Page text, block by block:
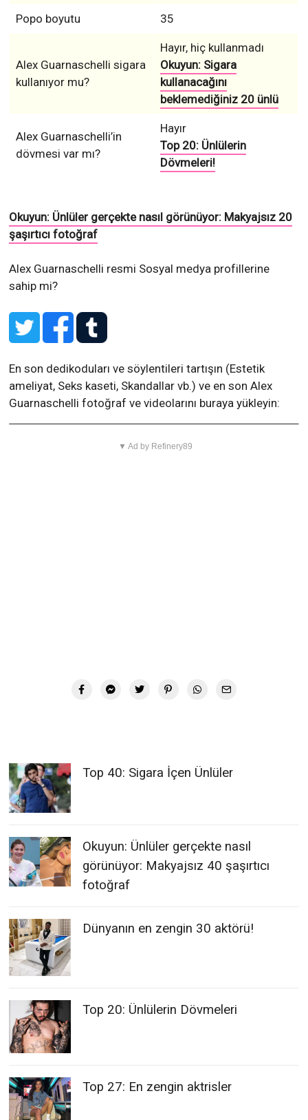
Popo boyutu 35
Alex Guarnaschelli sigara
kullanıyor mu?
Hayır, hiç kullanmadı
Okuyun: Sigara
kullanacağını
beklemediğiniz 20 ünlü
Alex Guarnaschelli’in
dövmesi var mı?
Hayır
Top 20: Ünlülerin
Dövmeleri!
Okuyun: Ünlüler gerçekte nasıl görünüyor: Makyajsız 20
şaşırtıcı fotoğraf
Alex Guarnaschelli resmi Sosyal medya profillerine
sahip mi?
En son dedikoduları ve söylentileri tartışın (Estetik
ameliyat, Seks kaseti, Skandallar vb.) ve en son Alex
Guarnaschelli fotoğraf ve videolarını buraya yükleyin:
▼ Ad by Refinery89
Top 40: Sigara İçen Ünlüler
Okuyun: Ünlüler gerçekte nasıl
görünüyor: Makyajsız 40 şaşırtıcı
fotoğraf
Dünyanın en zengin 30 aktörü!
Top 20: Ünlülerin Dövmeleri
Top 27: En zengin aktrisler